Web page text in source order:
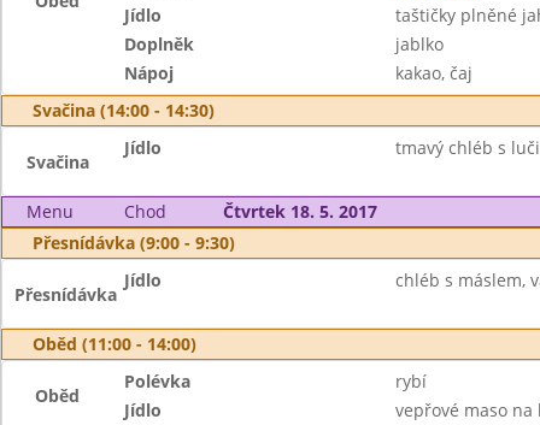
Jídlo
taštičky plněné
Doplněk
jablko
Nápoj
kakao, čaj
Svačina (14:00 - 14:30)
Svačina
Jídlo tmavý chléb s
Menu Chod
Čtvrtek 18. 5. 2017
Přesnídávka (9:00 - 9:30)
Přesnídávka
Jídlo chléb s máslem,
Oběd (11:00 - 14:00)
Oběd
Polévka
rybí
Jídlo
vepřové maso